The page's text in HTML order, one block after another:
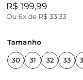
R$ 199,99
Ou 6x de R$ 33,33
tamanho
30 31 32 33